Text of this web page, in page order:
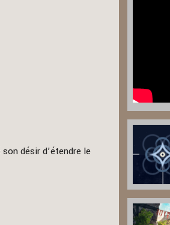
désir d’étendre le